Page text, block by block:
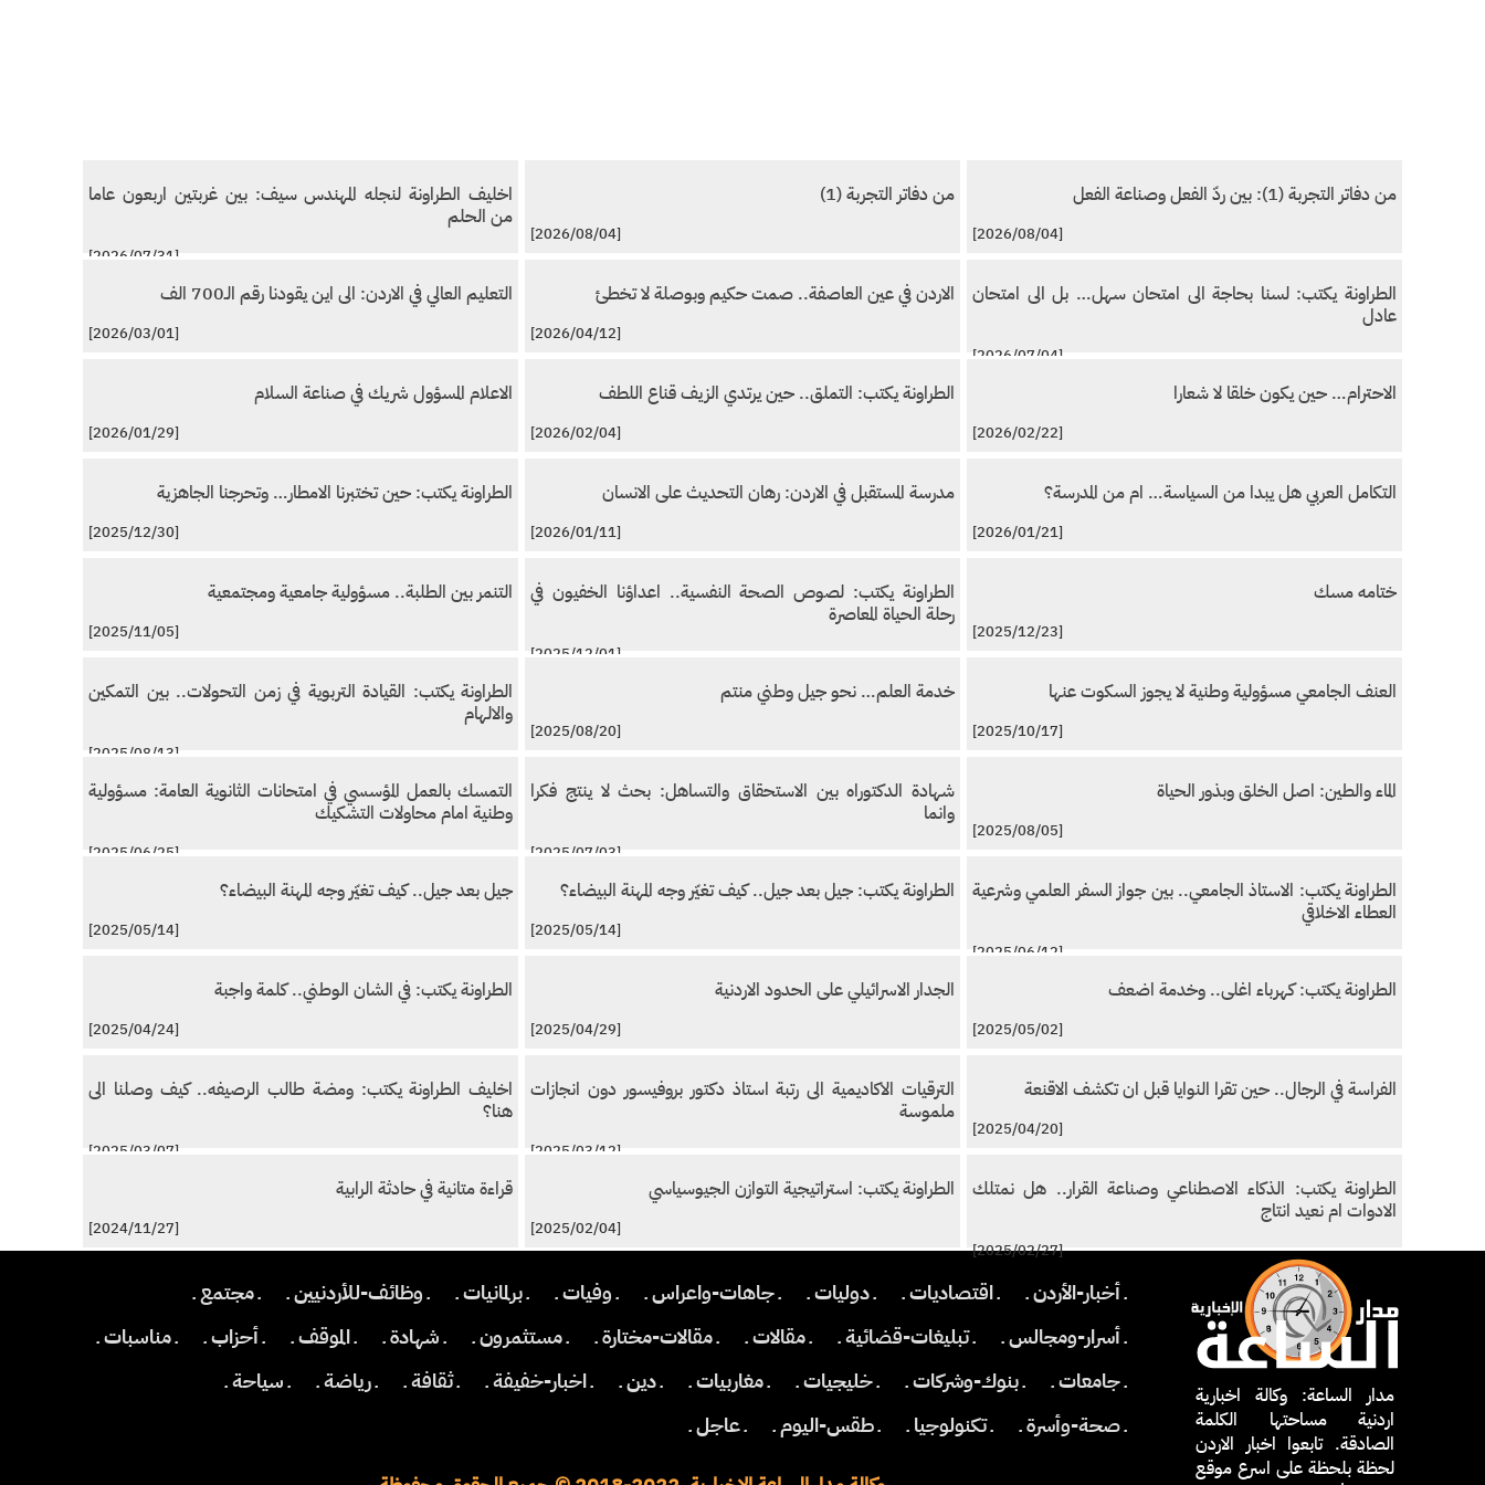
من دفاتر التجربة (1): بين ردّ الفعل وصناعة الفعل
[2026/08/04]
من دفاتر التجربة (1)
[2026/08/04]
اخليف الطراونة لنجله المهندس سيف: بين غربتين اربعون عاما
من الحلم
[2026/07/31]
الطراونة يكتب: لسنا بحاجة الى امتحان سهل… بل الى امتحان
عادل
[2026/07/04]
الاردن في عين العاصفة.. صمت حكيم وبوصلة لا تخطئ
[2026/04/12]
التعليم العالي في الاردن: الى اين يقودنا رقم الـ700 الف
[2026/03/01]
الاحترام… حين يكون خلقا لا شعارا
[2026/02/22]
الطراونة يكتب: التملق.. حين يرتدي الزيف قناع اللطف
[2026/02/04]
الاعلام المسؤول شريك في صناعة السلام
[2026/01/29]
التكامل العربي هل يبدا من السياسة… ام من المدرسة؟
[2026/01/21]
مدرسة المستقبل في الاردن: رهان التحديث على الانسان
[2026/01/11]
الطراونة يكتب: حين تختبرنا الامطار… وتحرجنا الجاهزية
[2025/12/30]
ختامه مسك
[2025/12/23]
الطراونة يكتب: لصوص الصحة النفسية.. اعداؤنا الخفيون في
رحلة الحياة المعاصرة
[2025/12/01]
التنمر بين الطلبة.. مسؤولية جامعية ومجتمعية
[2025/11/05]
العنف الجامعي مسؤولية وطنية لا يجوز السكوت عنها
[2025/10/17]
خدمة العلم… نحو جيل وطني منتم
[2025/08/20]
الطراونة يكتب: القيادة التربوية في زمن التحولات.. بين التمكين
والالهام
[2025/08/13]
الماء والطين: اصل الخلق وبذور الحياة
[2025/08/05]
شهادة الدكتوراه بين الاستحقاق والتساهل: بحث لا ينتج فكرا
وانما
[2025/07/03]
التمسك بالعمل المؤسسي في امتحانات الثانوية العامة: مسؤولية
وطنية امام محاولات التشكيك
[2025/06/25]
الطراونة يكتب: الاستاذ الجامعي.. بين جواز السفر العلمي وشرعية
العطاء الاخلاقي
[2025/06/12]
الطراونة يكتب: جيل بعد جيل.. كيف تغيّر وجه المهنة البيضاء؟
[2025/05/14]
جيل بعد جيل.. كيف تغيّر وجه المهنة البيضاء؟
[2025/05/14]
الطراونة يكتب: كهرباء اغلى.. وخدمة اضعف
[2025/05/02]
الجدار الاسرائيلي على الحدود الاردنية
[2025/04/29]
الطراونة يكتب: في الشان الوطني.. كلمة واجبة
[2025/04/24]
الفراسة في الرجال.. حين تقرا النوايا قبل ان تكشف الاقنعة
[2025/04/20]
الترقيات الاكاديمية الى رتبة استاذ دكتور بروفيسور دون انجازات
ملموسة
[2025/03/12]
اخليف الطراونة يكتب: ومضة طالب الرصيفه.. كيف وصلنا الى
هنا؟
[2025/03/07]
الطراونة يكتب: الذكاء الاصطناعي وصناعة القرار.. هل نمتلك
الادوات ام نعيد انتاج
[2025/02/27]
الطراونة يكتب: استراتيجية التوازن الجيوسياسي
[2025/02/04]
قراءة متانية في حادثة الرابية
[2024/11/27]
مدار الساعة: وكالة اخبارية
اردنية مساحتها الكلمة
الصادقة. تابعوا اخبار الاردن
لحظة بلحظة على اسرع موقع
ـ أخبار-الأردن ـ ـ اقتصاديات ـ ـ دوليات ـ ـ جاهات-واعراس ـ ـ وفيات ـ ـ برلمانيات ـ ـ وظائف-للأردنيين ـ
ـ مجتمع ـ
ـ أسرار-ومجالس ـ
ـ تبليغات-قضائية ـ ـ مقالات ـ ـ مقالات-مختارة ـ ـ مستثمرون ـ ـ شهادة ـ ـ الموقف ـ ـ أحزاب ـ
ـ مناسبات ـ
ـ جامعات ـ
ـ بنوك-وشركات ـ ـ خليجيات ـ ـ مغاربيات ـ ـ دين ـ ـ اخبار-خفيفة ـ ـ ثقافة ـ ـ رياضة ـ
ـ سياحة ـ
ـ صحة-وأسرة ـ
ـ تكنولوجيا ـ ـ طقس-اليوم ـ ـ عاجل ـ